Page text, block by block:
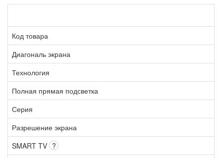
Код товара
Диагональ экрана
Технология
Полная прямая подсветка
Серия
Разрешение экрана
SMART TV ?